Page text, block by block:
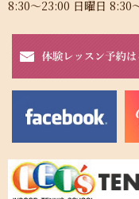
8:30～23:00 日曜日 8:30